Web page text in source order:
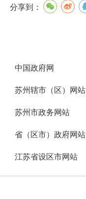
分享到：
中国政府网
苏州辖市（区）网站
苏州市政务网站
省（区市）政府网站
江苏省设区市网站